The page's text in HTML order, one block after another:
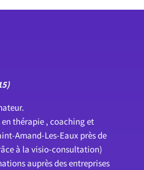
thérapie , coaching et
Amand-Les-Eaux près de
à la visio-consultation)
auprès des entreprises